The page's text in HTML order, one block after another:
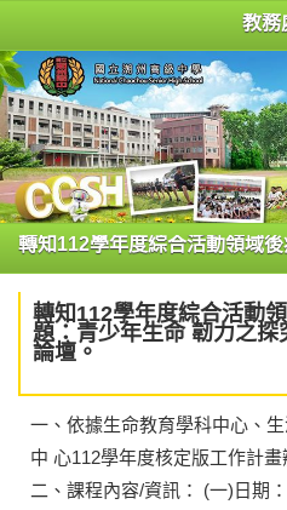
教務
轉知112學年度綜合活動
題：青少年生命 韌力之探
論壇。
一、依據生命教育學科中心、
中 心112學年度核定版工作計畫
二、課程內容/資訊： (一)日期